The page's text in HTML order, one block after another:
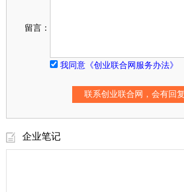
留言：
我同意《创业联合网服务办法》
企业笔记